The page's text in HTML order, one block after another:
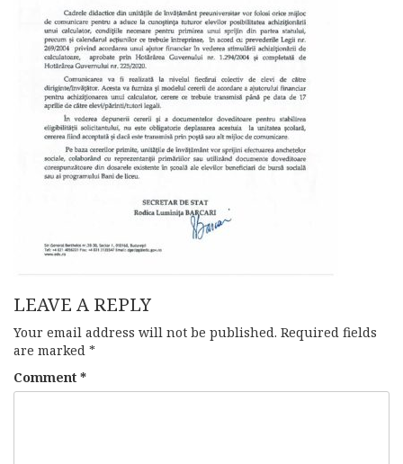
LEAVE A REPLY
Your email address will not be published. Required fields
are marked *
Comment *